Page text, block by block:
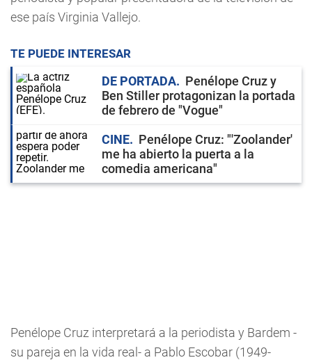
ese país Virginia Vallejo.
TE PUEDE INTERESAR
DE PORTADA
Penélope Cruz y
Ben Stiller protagonizan la portada
de febrero de "Vogue"
CINE
Penélope Cruz: "'Zoolander'
me ha abierto la puerta a la
comedia americana"
Penélope Cruz interpretará a la periodista y Bardem -
su pareja en la vida real- a Pablo Escobar (1949-